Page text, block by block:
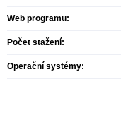
Web programu:
Počet stažení:
Operační systémy: